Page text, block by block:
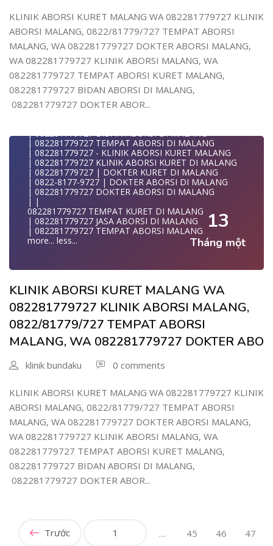
KLINIK ABORSI KURET MALANG WA 082281779727 KLINIK
ABORSI MALANG, 0822/81779/727 TEMPAT ABORSI
MALANG, WA 082281779727 DOKTER ABORSI MALANG,
WA 082281779727 KLINIK ABORSI MALANG, WA
082281779727 TEMPAT ABORSI KURET MALANG,
082281779727 BIDAN ABORSI DI MALANG,
082281779727 DOKTER ABOR...
| | WA 082281779727 | KURET AMAN | WA
082281779727
| WA 082281779727 | | LOKASI ABORSI DI MALANG
| | ABORSI AMAN DI MALANG
| WA 082281779727 | BIDAN MELAYANI KURET WA
082281
| WA 082281779727| | BIDAN PRAKTEK MALANG
| | JUAL OBAT ABORSI DI MALANG
| | TEMPAT ABORSI DI MALANG
| | 0822-8177-9727 KLINIK ABORSI DI MALANG
| 082281779727 BIDAN ABORSI DI MALANG
| 082281779727 TEMPAT ABORSI DI MALANG
| 082281779727 - KLINIK ABORSI KURET MALANG
| 082281779727 KLINIK ABORSI KURET DI MALANG
| 082281779727 | DOKTER KURET DI MALANG
| 0822-8177-9727 | DOKTER ABORSI DI MALANG
| 082281779727 DOKTER ABORSI DI MALANG
| |
082281779727 TEMPAT KURET DI MALANG
| 082281779727 JASA ABORSI DI MALANG
| 082281779727 TEMPAT ABORSI MALANG
more... less...
13
Tháng một
KLINIK ABORSI KURET MALANG WA
082281779727 KLINIK ABORSI MALANG,
0822/81779/727 TEMPAT ABORSI
MALANG, WA 082281779727 DOKTER ABO
klinik bundaku 0 comments
KLINIK ABORSI KURET MALANG WA 082281779727 KLINIK
ABORSI MALANG, 0822/81779/727 TEMPAT ABORSI
MALANG, WA 082281779727 DOKTER ABORSI MALANG,
WA 082281779727 KLINIK ABORSI MALANG, WA
082281779727 TEMPAT ABORSI KURET MALANG,
082281779727 BIDAN ABORSI DI MALANG,
082281779727 DOKTER ABOR...
Trước 1 … 45 46 47